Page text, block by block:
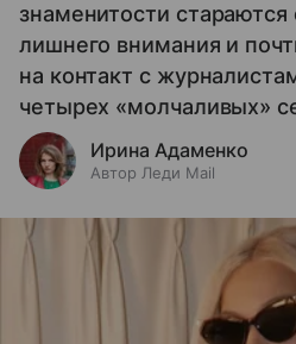
знаменитости стараются
лишнего внимания и
на контакт с
четырех «молчаливых»
Ирина Адаменко
Автор Леди Mail